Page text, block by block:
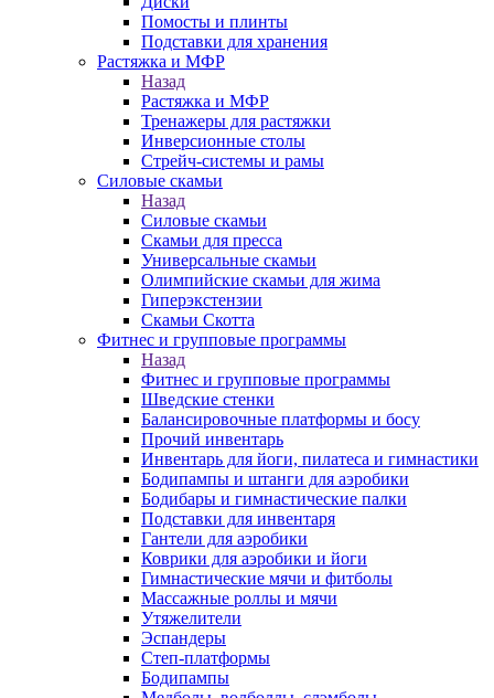
Помосты и плинты
Подставки для хранения
Растяжка и МФР
Назад
Растяжка и МФР
Тренажеры для растяжки
Инверсионные столы
Стрейч-системы и рамы
Силовые скамьи
Назад
Силовые скамьи
Скамьи для пресса
Универсальные скамьи
Олимпийские скамьи для жима
Гиперэкстензии
Скамьи Скотта
Фитнес и групповые программы
Назад
Фитнес и групповые программы
Шведские стенки
Балансировочные платформы и босу
Прочий инвентарь
Инвентарь для йоги, пилатеса и гимнастики
Бодипампы и штанги для аэробики
Бодибары и гимнастические палки
Подставки для инвентаря
Гантели для аэробики
Коврики для аэробики и йоги
Гимнастические мячи и фитболы
Массажные роллы и мячи
Утяжелители
Эспандеры
Степ-платформы
Бодипампы